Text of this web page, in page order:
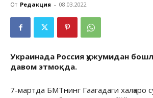
От Редакция - 08.03.2022
Украинада Россия ҳужумидан
давом этмоқда.
7-мартда БМТнинг Гаагадаги халқаро